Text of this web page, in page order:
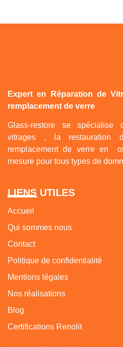
Expert en Réparation de
remplacement de verre
Glass-restore se
vitrages , la restauration
remplacement de verre en
mesure pour tous types de
LIENS UTILES
Accueil
Qui sommes nous
Contact
Politique de confidentialité
Mentions légales
Nos réalisations
Blog
Certifications Renolit